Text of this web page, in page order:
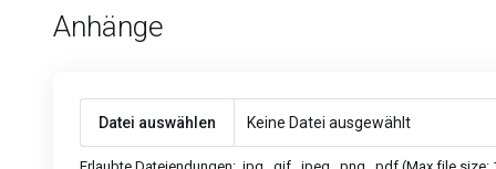
Anhänge
Datei auswählen Keine Datei ausgewählt